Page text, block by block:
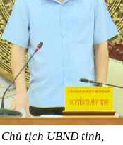
tịch UBND tỉnh,